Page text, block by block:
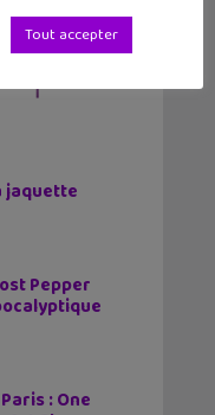
jaquette
Pepper
: One
Tout accepter